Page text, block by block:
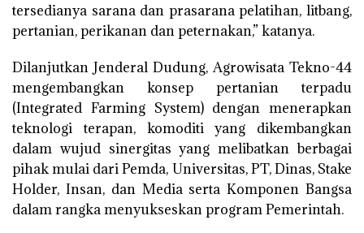
tersedianya sarana dan prasarana pelatihan, litbang,
pertanian, perikanan dan peternakan,” katanya.
Dilanjutkan Jenderal Dudung, Agrowisata Tekno-44
mengembangkan konsep pertanian terpadu
(Integrated Farming System) dengan menerapkan
teknologi terapan, komoditi yang dikembangkan
dalam wujud sinergitas yang melibatkan berbagai
pihak mulai dari Pemda, Universitas, PT, Dinas, Stake
Holder, Insan, dan Media serta Komponen Bangsa
dalam rangka menyukseskan program Pemerintah.